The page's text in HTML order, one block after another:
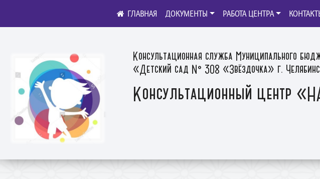
Консультационная служба Муниципального
«Детский сад № 308 «Звёздочка» г.
Консультационный центр
ДОКУМЕНТЫ РАБОТА ЦЕНТРА